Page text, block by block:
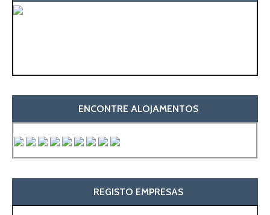
ENCONTRE ALOJAMENTOS
REGISTO EMPRESAS